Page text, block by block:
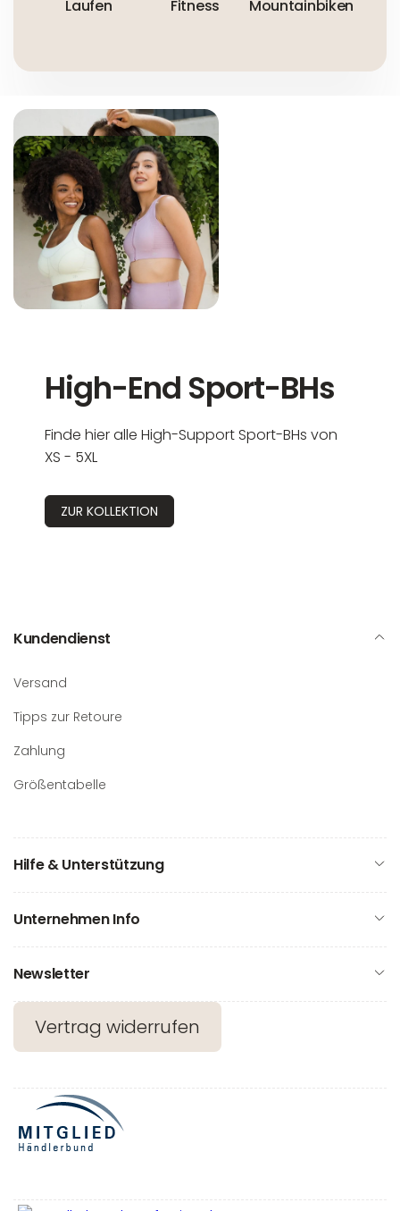
Laufen Fitness Mountainbiken
High-End Sport-BHs
Finde hier alle High-Support Sport-BHs von
XS - 5XL
ZUR KOLLEKTION
Kundendienst
Versand
Tipps zur Retoure
Zahlung
Größentabelle
Hilfe & Unterstützung
Unternehmen Info
Newsletter
Vertrag widerrufen